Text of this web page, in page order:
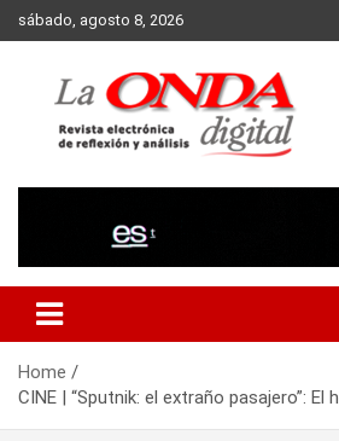
Skip
to
sábado, agosto 8, 2026
Home
CINE | “Sputnik: el extraño pasajero”: